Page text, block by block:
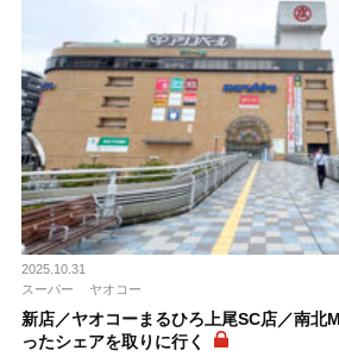
2025.10.31
スーパー
ヤオコー
新店／ヤオコーまるひろ上尾SC店／南北
ったシェアを取りに行く